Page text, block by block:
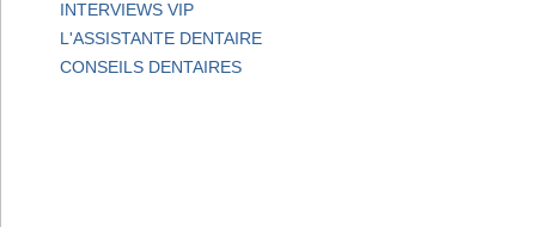
INTERVIEWS VIP
L'ASSISTANTE DENTAIRE
CONSEILS DENTAIRES